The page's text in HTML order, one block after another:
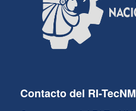
Contacto del RI-TecNM